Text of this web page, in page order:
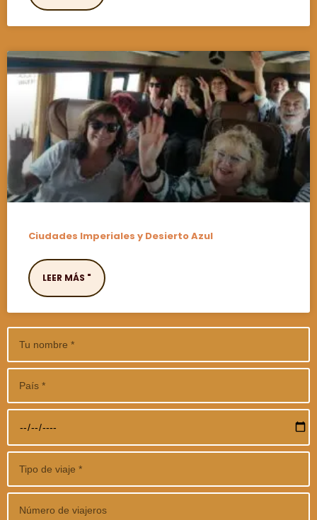
Ciudades Imperiales y Desierto Azul
LEER MÁS "